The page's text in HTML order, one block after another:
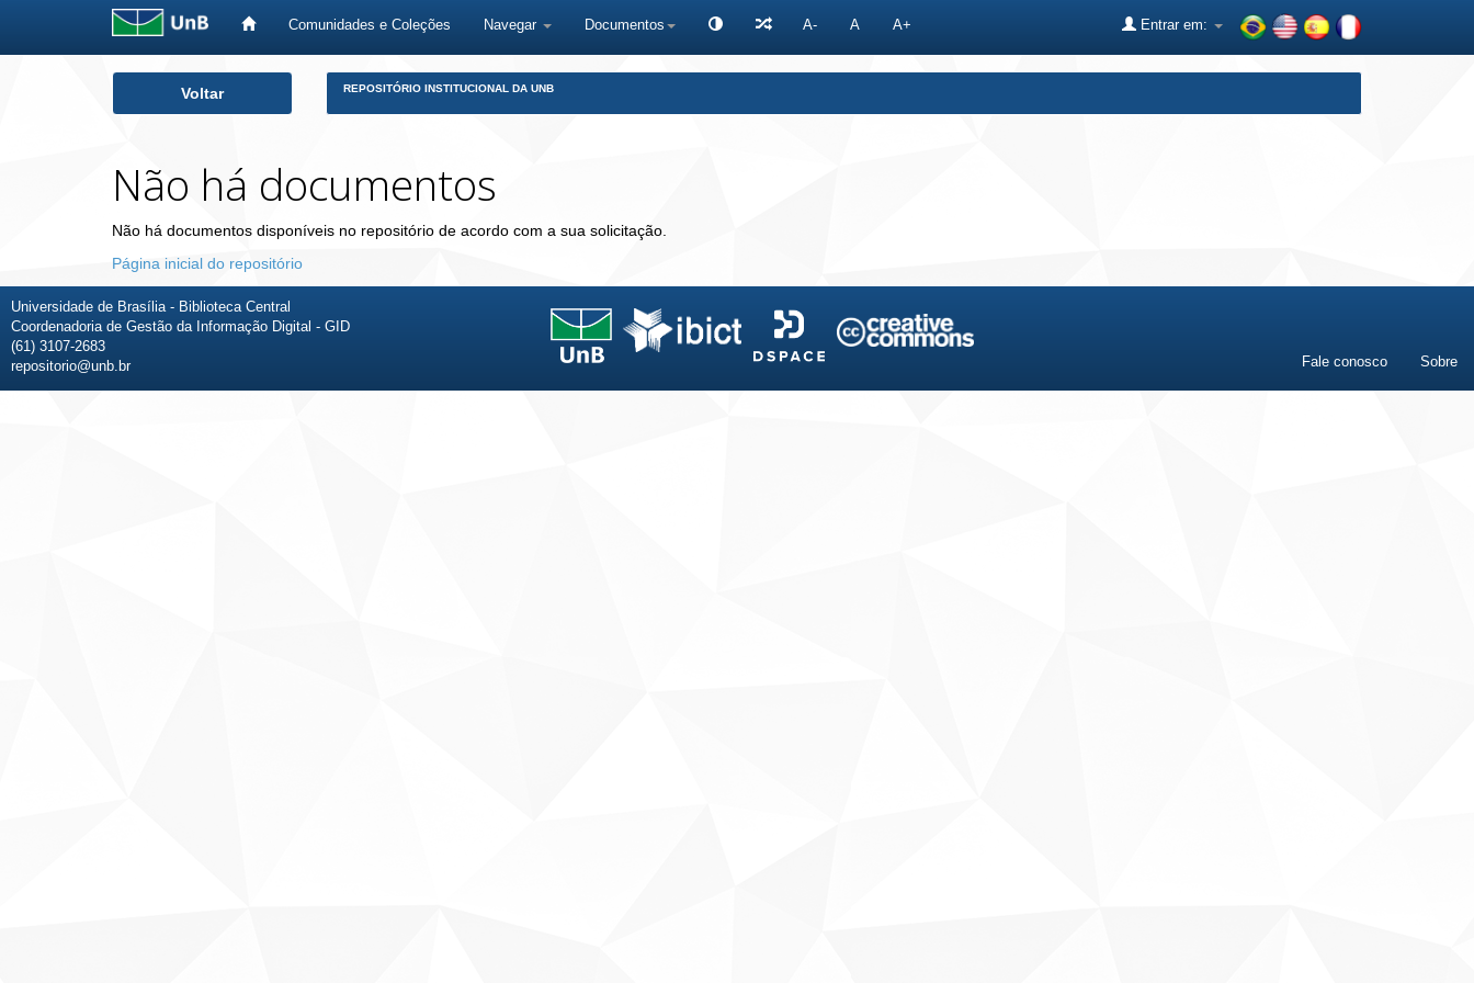
Comunidades e Coleções Navegar Documentos A- A A+ Entrar em:
Voltar REPOSITÓRIO INSTITUCIONAL DA UNB
Não há documentos
Não há documentos disponíveis no repositório de acordo com a sua solicitação.
Página inicial do repositório
Universidade de Brasília - Biblioteca Central
Coordenadoria de Gestão da Informação Digital - GID
(61) 3107-2683
repositorio@unb.br
Fale conosco Sobre